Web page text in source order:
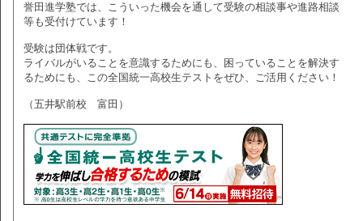
誉田進学塾では、こういった機会を通して受験の相談事や進路相談
等も受付けています！
受験は団体戦です。
ライバルがいることを意識するためにも、困っていることを解決す
るためにも、この全国統一高校生テストをぜひ、ご活用ください！
（五井駅前校 富田）